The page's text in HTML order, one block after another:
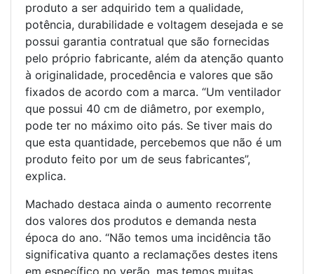
produto a ser adquirido tem a qualidade,
potência, durabilidade e voltagem desejada e se
possui garantia contratual que são fornecidas
pelo próprio fabricante, além da atenção quanto
à originalidade, procedência e valores que são
fixados de acordo com a marca. “Um ventilador
que possui 40 cm de diâmetro, por exemplo,
pode ter no máximo oito pás. Se tiver mais do
que esta quantidade, percebemos que não é um
produto feito por um de seus fabricantes”,
explica.
Machado destaca ainda o aumento recorrente
dos valores dos produtos e demanda nesta
época do ano. “Não temos uma incidência tão
significativa quanto a reclamações destes itens